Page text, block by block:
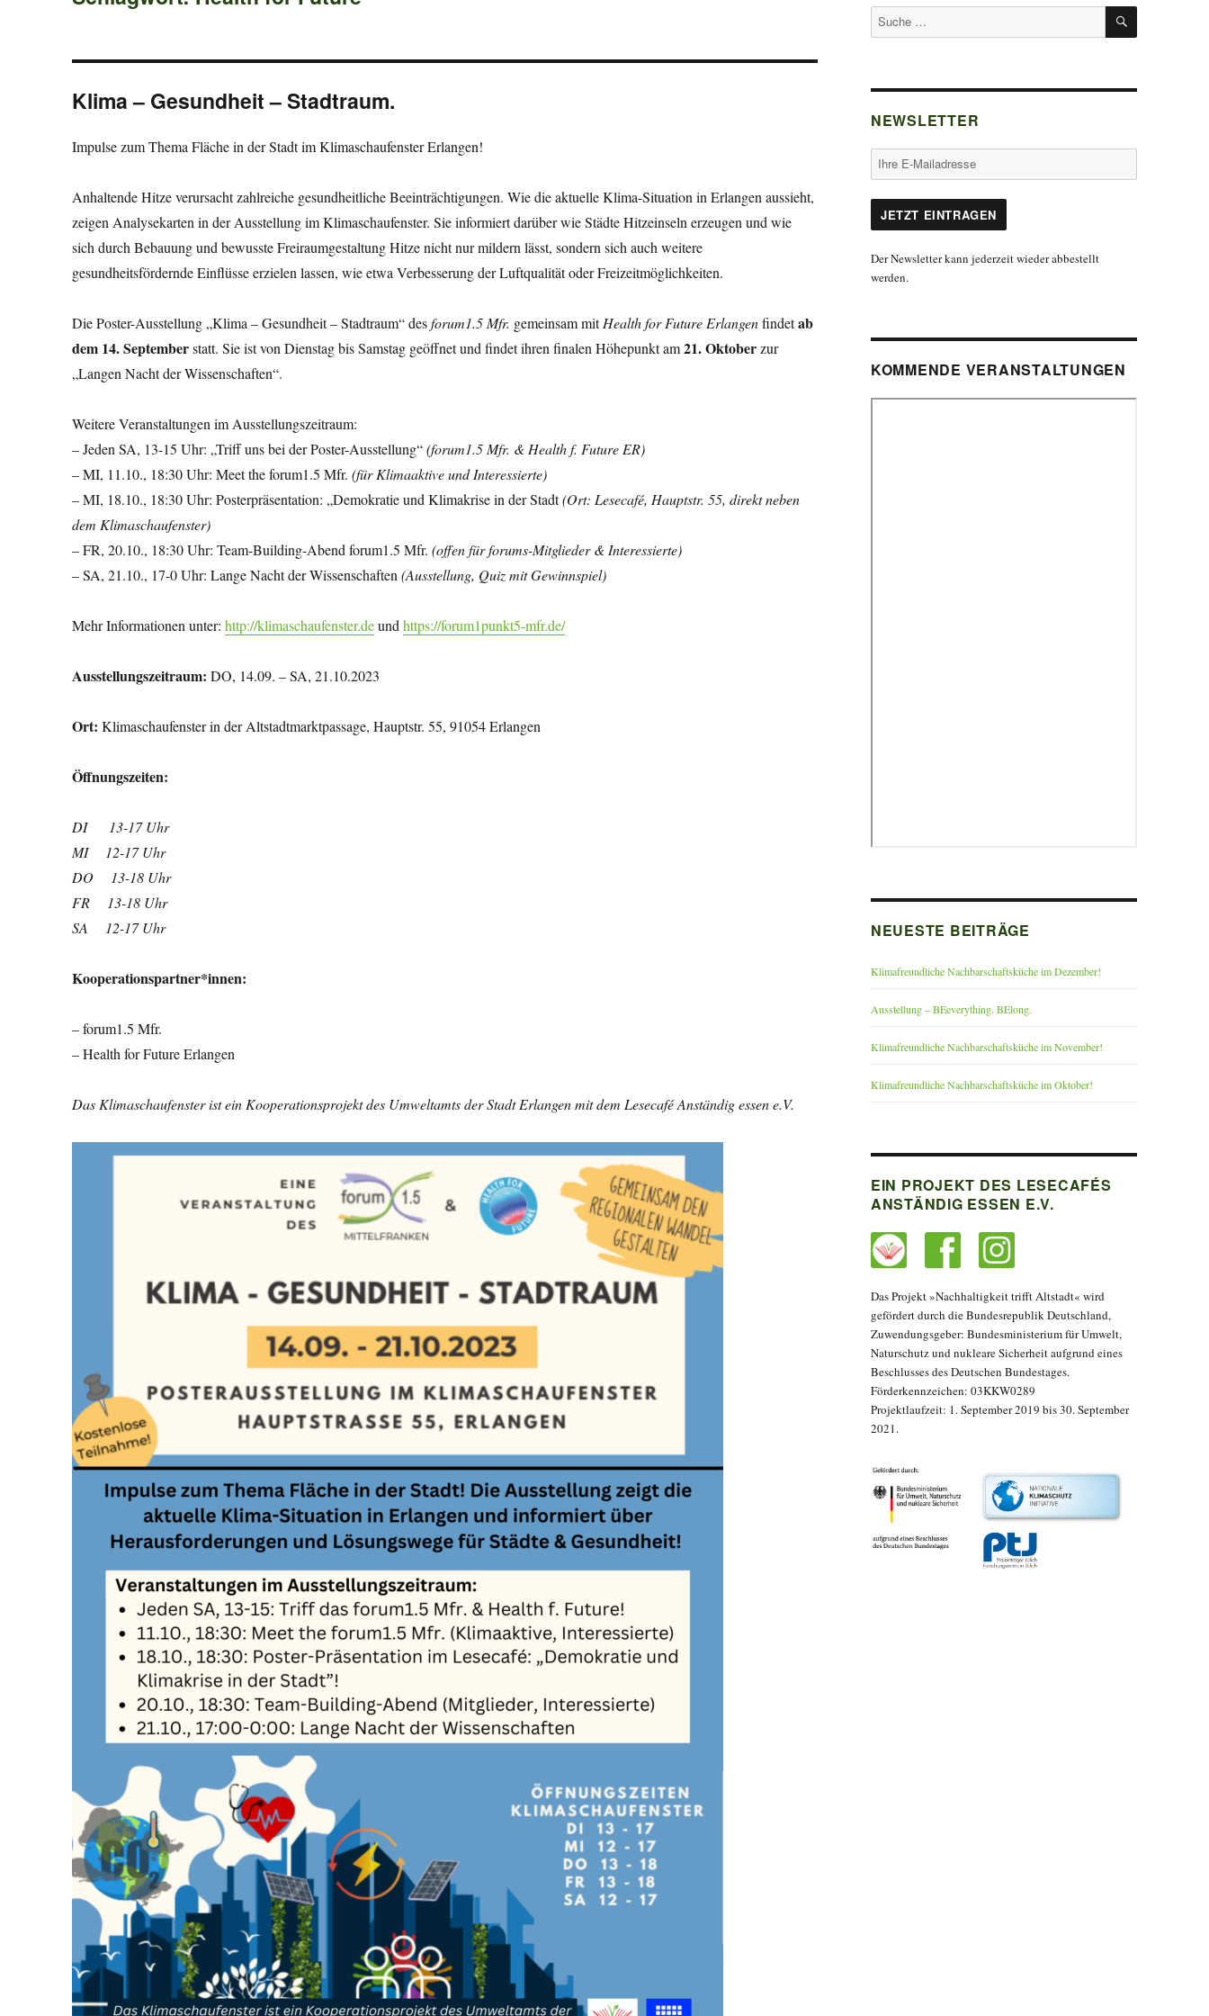
Klima – Gesundheit – Stadtraum.
Impulse zum Thema Fläche in der Stadt im Klimaschaufenster Erlangen!
Anhaltende Hitze verursacht zahlreiche gesundheitliche Beeinträchtigungen. Wie die aktuelle Klima-Situation in Erlangen aussieht,
zeigen Analysekarten in der Ausstellung im Klimaschaufenster. Sie informiert darüber wie Städte Hitzeinseln erzeugen und wie
sich durch Bebauung und bewusste Freiraumgestaltung Hitze nicht nur mildern lässt, sondern sich auch weitere
gesundheitsfördernde Einflüsse erzielen lassen, wie etwa Verbesserung der Luftqualität oder Freizeitmöglichkeiten.
Die Poster-Ausstellung „Klima – Gesundheit – Stadtraum“ desforum1.5 Mfr. gemeinsam mitHealth for Future Erlangenfindetab
dem 14. Septemberstatt. Sie ist von Dienstag bis Samstag geöffnet und findet ihren finalen Höhepunkt am21. Oktoberzur
„Langen Nacht der Wissenschaften“.
Weitere Veranstaltungen im Ausstellungszeitraum:
– Jeden SA, 13-15 Uhr: „Triff uns bei der Poster-Ausstellung“(forum1.5 Mfr. & Health f. Future ER)
– MI, 11.10., 18:30 Uhr: Meet the forum1.5 Mfr.(für Klimaaktive und Interessierte)
– MI, 18.10., 18:30 Uhr: Posterpräsentation: „Demokratie und Klimakrise in der Stadt(Ort: Lesecafé, Hauptstr. 55, direkt neben
dem Klimaschaufenster)
– FR, 20.10., 18:30 Uhr: Team-Building-Abend forum1.5 Mfr.(offen für forums-Mitglieder & Interessierte)
– SA, 21.10., 17-0 Uhr: Lange Nacht der Wissenschaften(Ausstellung, Quiz mit Gewinnspiel)
Mehr Informationen unter:http://klimaschaufenster.deundhttps://forum1punkt5-mfr.de/
Ausstellungszeitraum: DO, 14.09. – SA, 21.10.2023
Ort: Klimaschaufenster in der Altstadtmarktpassage, Hauptstr. 55, 91054 Erlangen
Öffnungszeiten:
DI 13-17 Uhr
MI 12-17 Uhr
DO 13-18 Uhr
FR 13-18 Uhr
SA 12-17 Uhr
Kooperationspartner*innen:
– forum1.5 Mfr.
– Health for Future Erlangen
Das Klimaschaufenster ist ein Kooperationsprojekt des Umweltamts der Stadt Erlangen mit dem Lesecafé Anständig essen e.V.
Suche
nach:
SUCHEN
NEWSLETTER
Der Newsletter kann jederzeit wieder abbestellt
werden.
KOMMENDE VERANSTALTUNGEN
NEUESTE BEITRÄGE
Klimafreundliche Nachbarschaftsküche im Dezember!
Ausstellung – BEeverything. BElong.
Klimafreundliche Nachbarschaftsküche im November!
Klimafreundliche Nachbarschaftsküche im Oktober!
EIN PROJEKT DES LESECAFÉS
ANSTÄNDIG ESSEN E.V.
Das Projekt »Nachhaltigkeit trifft Altstadt« wird
gefördert durch die Bundesrepublik Deutschland,
Zuwendungsgeber: Bundesministerium für Umwelt,
Naturschutz und nukleare Sicherheit aufgrund eines
Beschlusses des Deutschen Bundestages.
Förderkennzeichen: 03KKW0289
Projektlaufzeit: 1. September 2019 bis 30. September
2021.